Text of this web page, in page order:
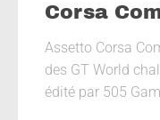
Corsa
Assetto Corsa
des GT World
édité par 505